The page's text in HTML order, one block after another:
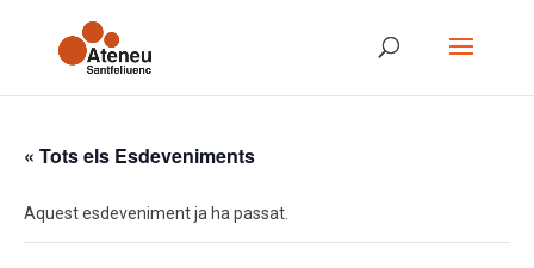
« Tots els Esdeveniments
Aquest esdeveniment ja ha passat.